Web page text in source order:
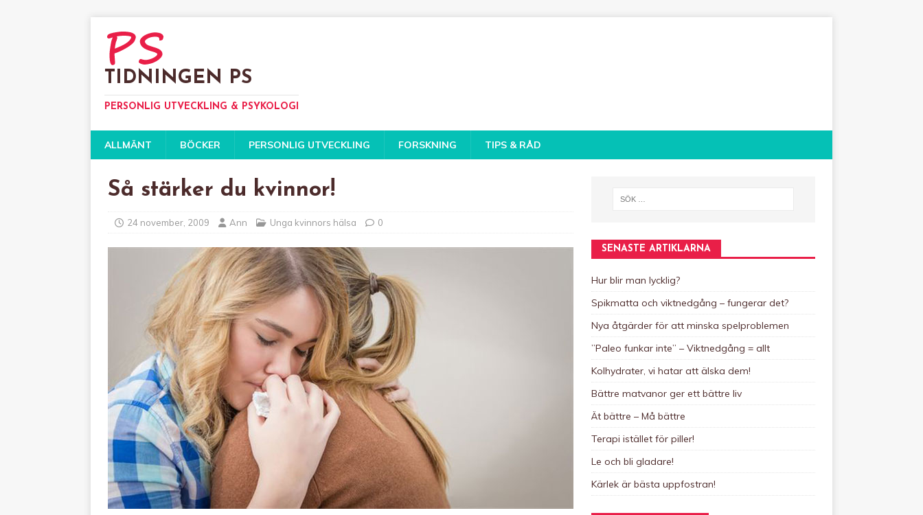
TIDNINGEN PS
PERSONLIG UTVECKLING & PSYKOLOGI
ALLMÄNT BÖCKER PERSONLIG UTVECKLING FORSKNING TIPS & RÅD
Så stärker du kvinnor!
24 november, 2009 Ann Unga kvinnors hälsa 0
SENASTE ARTIKLARNA
Hur blir man lycklig?
Spikmatta och viktnedgång – fungerar det?
Nya åtgärder för att minska spelproblemen
”Paleo funkar inte” – Viktnedgång = allt
Kolhydrater, vi hatar att älska dem!
Bättre matvanor ger ett bättre liv
Ät bättre – Må bättre
Terapi istället för piller!
Le och bli gladare!
Kärlek är bästa uppfostran!